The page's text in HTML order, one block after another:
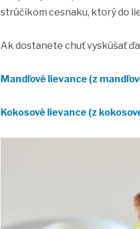
strúčikom cesnaku, ktorý do
Ak dostanete chuť vyskúšať
Mandľové lievance (z
Kokosové lievance (z